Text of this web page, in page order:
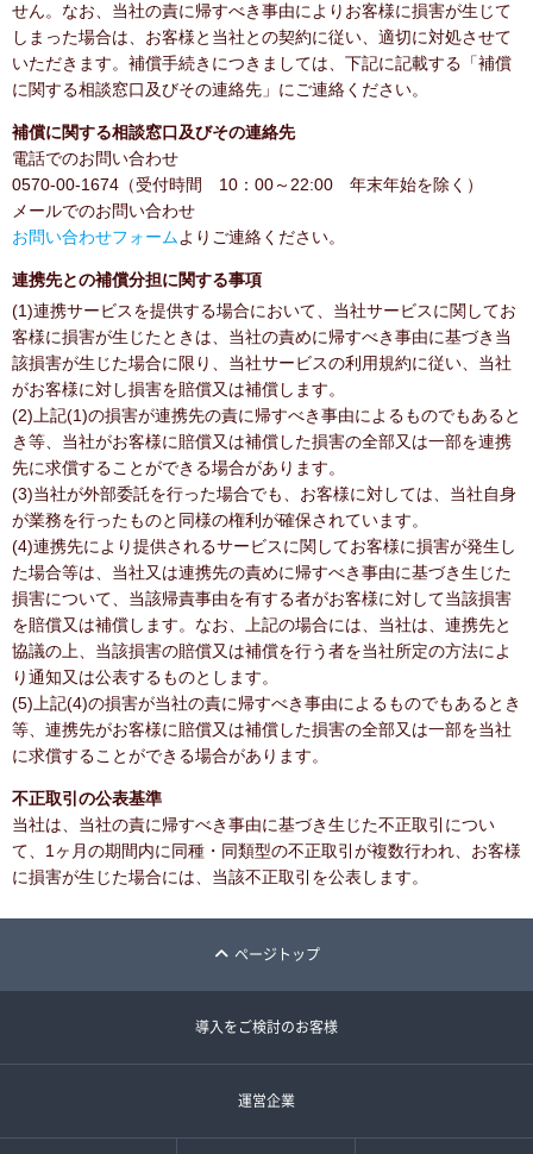
せん。なお、当社の責に帰すべき事由によりお客様に損害が生じて
しまった場合は、お客様と当社との契約に従い、適切に対処させて
いただきます。補償手続きにつきましては、下記に記載する「補償
に関する相談窓口及びその連絡先」にご連絡ください。
補償に関する相談窓口及びその連絡先
電話でのお問い合わせ
0570-00-1674（受付時間 10：00～22:00 年末年始を除く）
メールでのお問い合わせ
お問い合わせフォームよりご連絡ください。
連携先との補償分担に関する事項
(1)連携サービスを提供する場合において、当社サービスに関してお
客様に損害が生じたときは、当社の責めに帰すべき事由に基づき当
該損害が生じた場合に限り、当社サービスの利用規約に従い、当社
がお客様に対し損害を賠償又は補償します。
(2)上記(1)の損害が連携先の責に帰すべき事由によるものでもあると
き等、当社がお客様に賠償又は補償した損害の全部又は一部を連携
先に求償することができる場合があります。
(3)当社が外部委託を行った場合でも、お客様に対しては、当社自身
が業務を行ったものと同様の権利が確保されています。
(4)連携先により提供されるサービスに関してお客様に損害が発生し
た場合等は、当社又は連携先の責めに帰すべき事由に基づき生じた
損害について、当該帰責事由を有する者がお客様に対して当該損害
を賠償又は補償します。なお、上記の場合には、当社は、連携先と
協議の上、当該損害の賠償又は補償を行う者を当社所定の方法によ
り通知又は公表するものとします。
(5)上記(4)の損害が当社の責に帰すべき事由によるものでもあるとき
等、連携先がお客様に賠償又は補償した損害の全部又は一部を当社
に求償することができる場合があります。
不正取引の公表基準
当社は、当社の責に帰すべき事由に基づき生じた不正取引につい
て、1ヶ月の期間内に同種・同類型の不正取引が複数行われ、お客様
に損害が生じた場合には、当該不正取引を公表します。
ページトップ
導入をご検討のお客様
運営企業